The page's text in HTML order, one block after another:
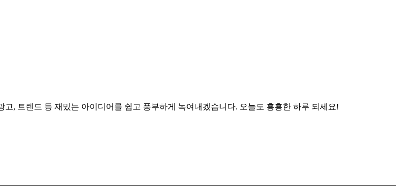
, 트렌드 등 재밌는 아이디어를 쉽고 풍부하게 녹여내겠습니다. 오늘도 흥흥한 하루 되세요!